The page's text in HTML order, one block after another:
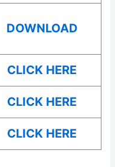
DOWNLOAD
CLICK HERE
CLICK HERE
CLICK HERE